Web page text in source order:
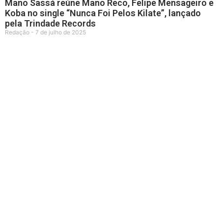
Mano Sassá reúne Mano Reco, Felipe Mensageiro e
Koba no single “Nunca Foi Pelos Kilate”, lançado
pela Trindade Records
Redação 7 de julho de 2025